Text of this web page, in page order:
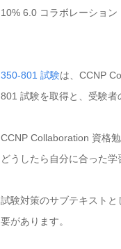
10% 6.0 コラボレーション
350-801 試験は、CCNP
801 試験を取得と、受験者
CCNP Collaboration 資格
どうしたら自分に合った
試験対策のサブテキスト
要があります。